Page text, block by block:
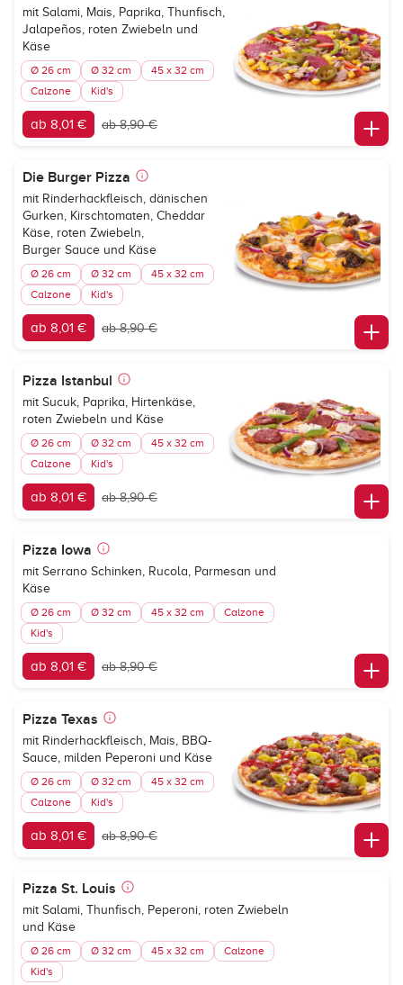
mit Salami, Mais, Paprika, Thunfisch,
Jalapeños, roten Zwiebeln und
Käse
Ø 26 cm Ø 32 cm
45 x 32 cm
Calzone
Kid's
ab 8,01 € ab 8,90 €
Die Burger Pizza
mit Rinderhackfleisch, dänischen
Gurken, Kirschtomaten, Cheddar
Käse, roten Zwiebeln,
Burger Sauce und Käse
Ø 26 cm Ø 32 cm
45 x 32 cm
Calzone
Kid's
ab 8,01 € ab 8,90 €
Pizza Istanbul
mit Sucuk, Paprika, Hirtenkäse,
roten Zwiebeln und Käse
Ø 26 cm Ø 32 cm
45 x 32 cm
Calzone
Kid's
ab 8,01 € ab 8,90 €
Pizza Iowa
mit Serrano Schinken, Rucola, Parmesan und
Käse
Ø 26 cm Ø 32 cm 45 x 32 cm
Calzone
Kid's
ab 8,01 € ab 8,90 €
Pizza Texas
mit Rinderhackfleisch, Mais, BBQ-
Sauce, milden Peperoni und Käse
Ø 26 cm Ø 32 cm
45 x 32 cm
Calzone
Kid's
ab 8,01 € ab 8,90 €
Pizza St. Louis
mit Salami, Thunfisch, Peperoni, roten Zwiebeln
und Käse
Ø 26 cm Ø 32 cm 45 x 32 cm
Calzone
Kid's